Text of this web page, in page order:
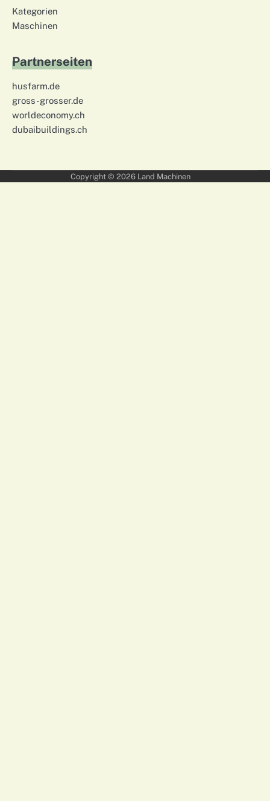
Kategorien
Maschinen
Partnerseiten
husfarm.de
gross-grosser.de
worldeconomy.ch
dubaibuildings.ch
Copyright © 2026 Land Machinen